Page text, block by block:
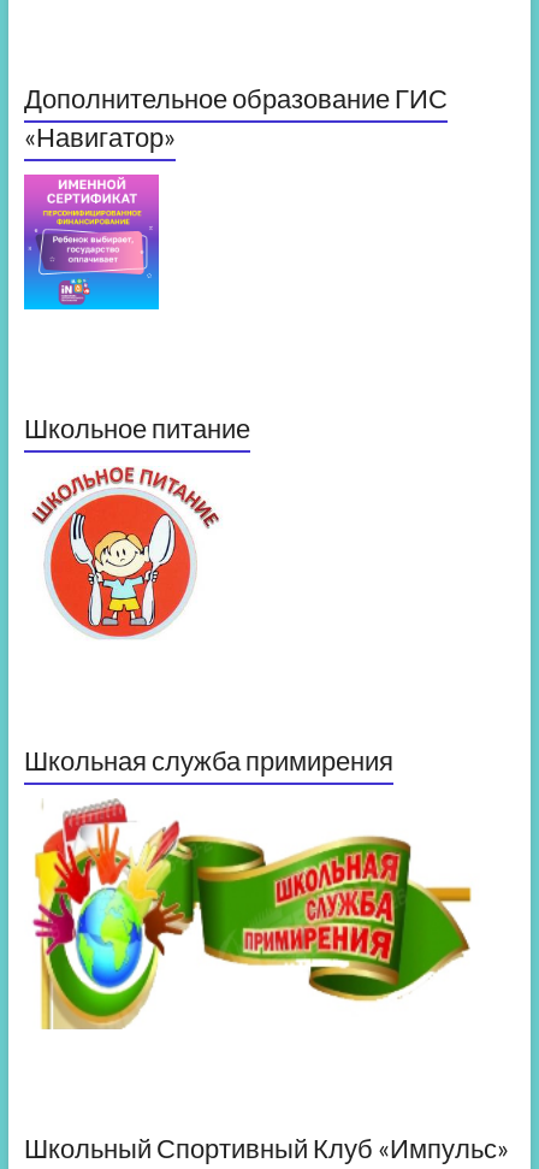
Дополнительное образование ГИС
«Навигатор»
Школьное питание
Школьная служба примирения
Школьный Спортивный Клуб «Импульс»